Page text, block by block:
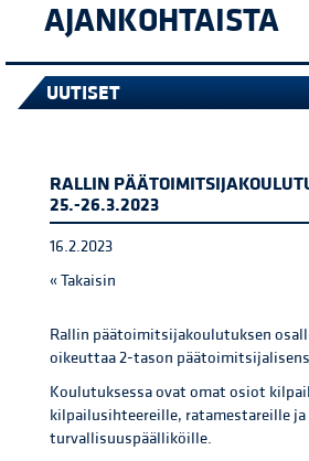
AJANKOHTAISTA
UUTISET
RALLIN
25.-26.3.2023
16.2.2023
« Takaisin
Rallin päätoimitsijakoulutuksen
oikeuttaa 2-tason
Koulutuksessa ovat omat osiot
kilpailusihteereille, ratamestareille ja
turvallisuuspäälliköille.